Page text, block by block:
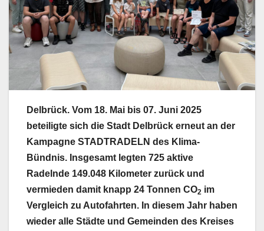
Delbrück. Vom 18. Mai bis 07. Juni 2025
beteiligte sich die Stadt Delbrück erneut an der
Kampagne STADTRADELN des Klima-
Bündnis. Insgesamt legten 725 aktive
Radelnde 149.048 Kilometer zurück und
vermieden damit knapp 24 Tonnen CO2 im
Vergleich zu Autofahrten. In diesem Jahr haben
wieder alle Städte und Gemeinden des Kreises